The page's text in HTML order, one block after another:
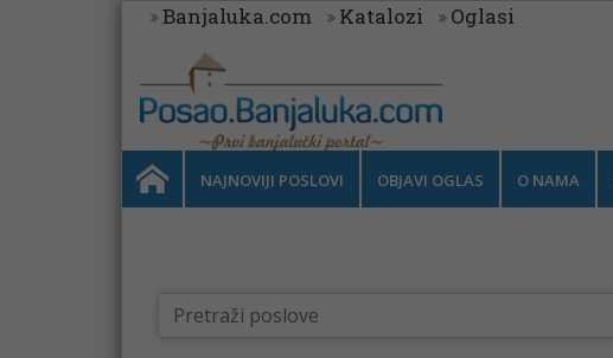
Banjaluka.com Katalozi Oglasi
NAJNOVIJI POSLOVI OBJAVI OGLAS O NAMA